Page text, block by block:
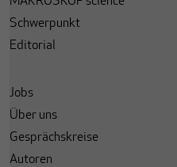
Schwerpunkt
Editorial
Jobs
Über uns
Gesprächskreise
Autoren